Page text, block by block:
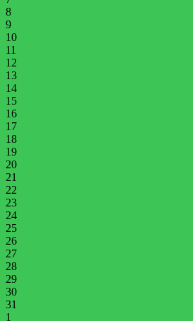
8
9
10
11
12
13
14
15
16
17
18
19
20
21
22
23
24
25
26
27
28
29
30
31
1